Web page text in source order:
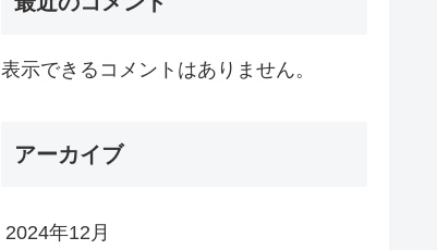
表示できるコメントはありません。
アーカイブ
2024年12月